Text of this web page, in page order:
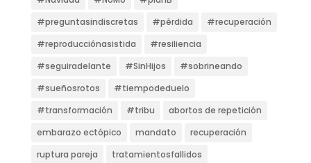
#preguntasindiscretas
#pérdida
#recuperación
#reproducciónasistida
#resiliencia
#seguiradelante
#SinHijos
#sobrineando
#sueñosrotos
#tiempodeduelo
#transformación
#tribu
abortos de repetición
embarazo ectópico
mandato
recuperación
ruptura pareja
tratamientosfallidos